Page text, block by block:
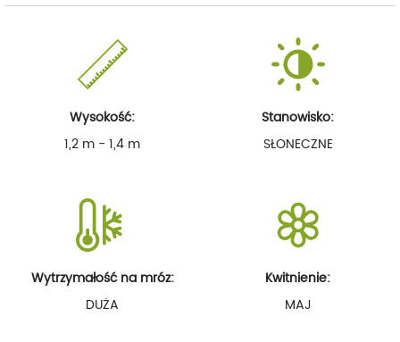
Wysokość:
1,2 m - 1,4 m
Stanowisko:
SŁONECZNE
Wytrzymałość na mróz:
DUŻA
Kwitnienie:
MAJ